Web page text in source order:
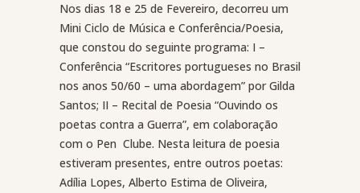
Nos dias 18 e 25 de Fevereiro, decorreu um
Mini Ciclo de Música e Conferência/Poesia,
que constou do seguinte programa: I –
Conferência “Escritores portugueses no Brasil
nos anos 50/60 – uma abordagem” por Gilda
Santos; II – Recital de Poesia “Ouvindo os
poetas contra a Guerra”, em colaboração
com o Pen Clube. Nesta leitura de poesia
estiveram presentes, entre outros poetas:
Adília Lopes, Alberto Estima de Oliveira,